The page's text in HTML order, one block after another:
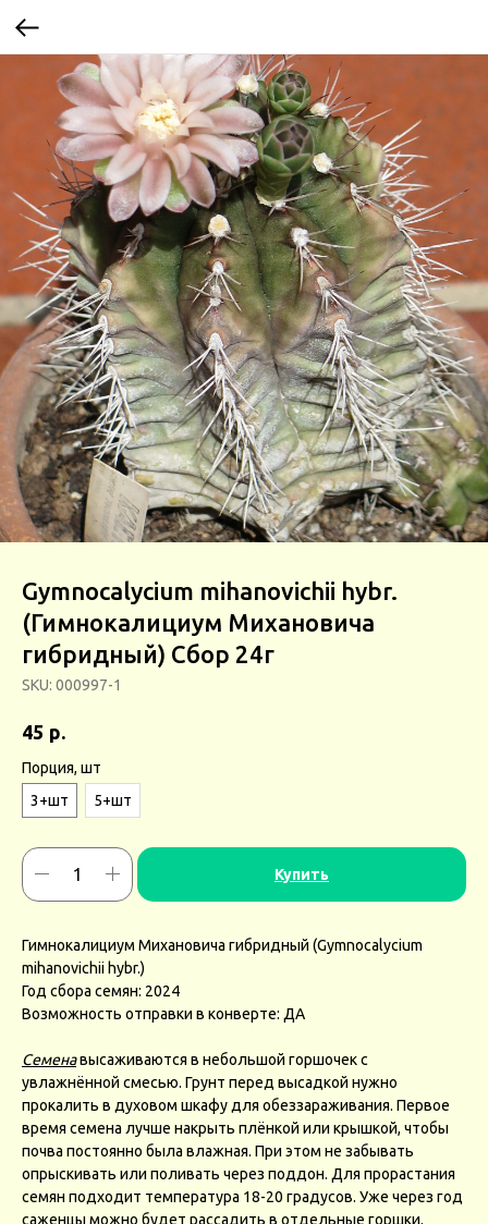
Gymnocalycium mihanovichii hybr.
(Гимнокалициум Михановича
гибридный) Сбор 24г
SKU: 000997-1
45 р.
Порция, шт
3+шт
5+шт
Купить
Гимнокалициум Михановича гибридный (Gymnocalycium
mihanovichii hybr.)
Год сбора семян: 2024
Возможность отправки в конверте: ДА
Семенавысаживаются в небольшой горшочек с
увлажнённой смесью. Грунт перед высадкой нужно
прокалить в духовом шкафу для обеззараживания. Первое
время семена лучше накрыть плёнкой или крышкой, чтобы
почва постоянно была влажная. При этом не забывать
опрыскивать или поливать через поддон. Для прорастания
семян подходит температура 18-20 градусов. Уже через год
саженцы можно будет рассадить в отдельные горшки.